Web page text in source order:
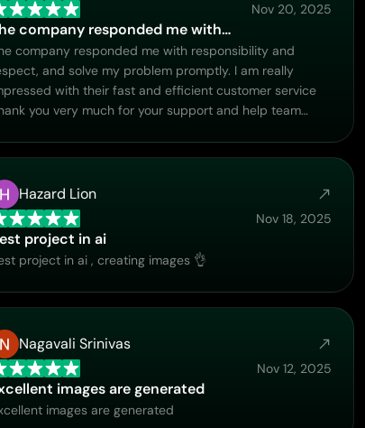
Nov 20, 2025
company responded me with…
company responded me with responsibility and
and solve my problem promptly. I am really
with their fast and efficient customer service
you very much for your support and help team
Hazard Lion
Nov 18, 2025
project in ai
project in ai , creating images 👌
Nagavali Srinivas
Nov 12, 2025
images are generated
images are generated